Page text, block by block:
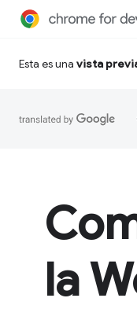
Esta es una vista
la